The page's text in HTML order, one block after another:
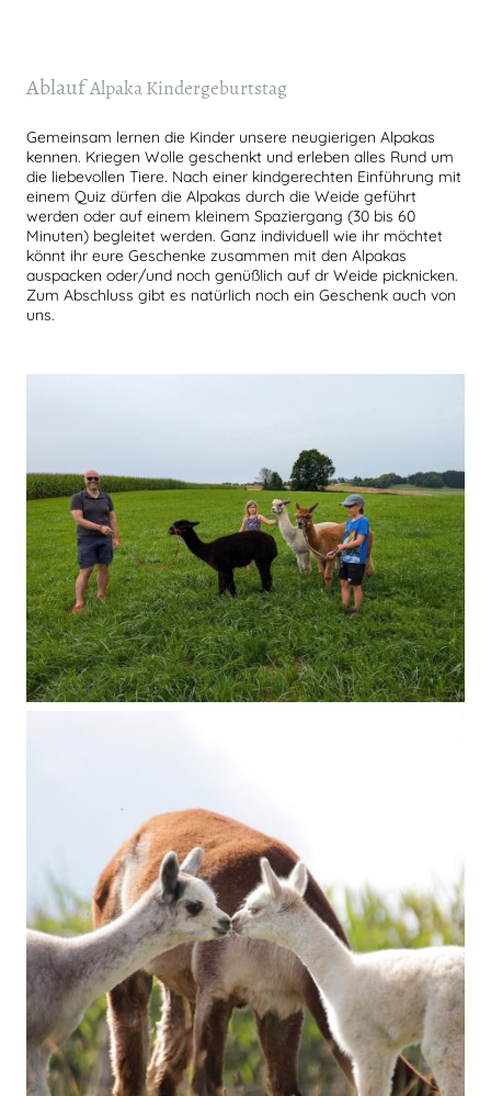
AblaufAlpaka Kindergeburtstag
Gemeinsam lernen die Kinder unsere neugierigen Alpakas
kennen. Kriegen Wolle geschenkt und erleben alles Rund um
die liebevollen Tiere. Nach einer kindgerechten Einführung mit
einem Quiz dürfen die Alpakas durch die Weide geführt
werden oder auf einem kleinem Spaziergang (30 bis 60
Minuten) begleitet werden. Ganz individuell wie ihr möchtet
könnt ihr eure Geschenke zusammen mit den Alpakas
auspacken oder/und noch genüßlich auf dr Weide picknicken.
Zum Abschluss gibt es natürlich noch ein Geschenk auch von
uns.